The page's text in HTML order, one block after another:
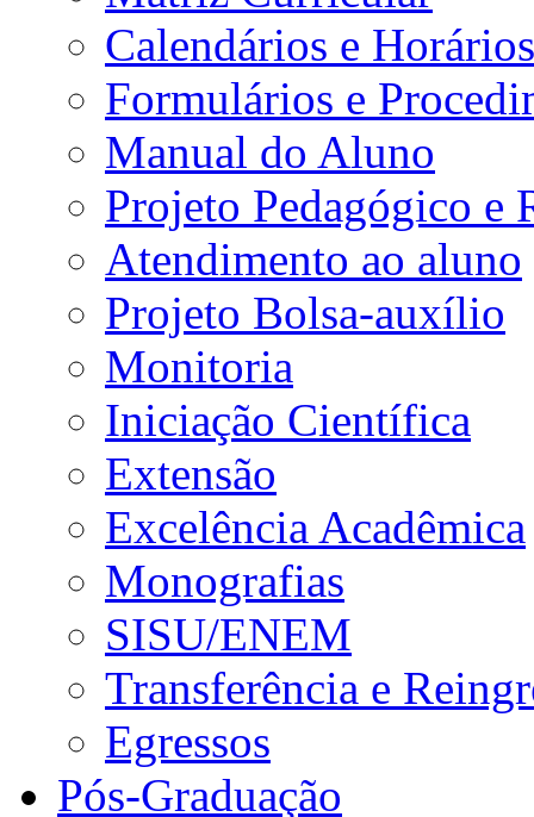
Calendários e Horários
Formulários e
Manual do Aluno
Projeto Pedagógico e
Atendimento ao aluno
Projeto Bolsa-auxílio
Monitoria
Iniciação Científica
Extensão
Excelência Acadêmica
Monografias
SISU/ENEM
Transferência e
Egressos
Pós-Graduação